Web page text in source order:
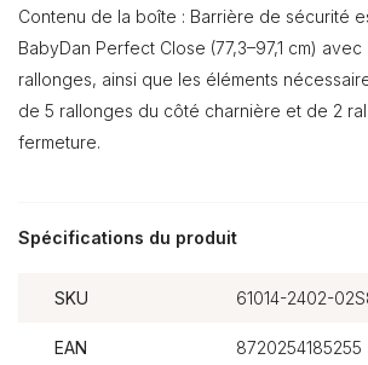
Contenu de la boîte : Barrière de sécurité
BabyDan Perfect Close (77,3–97,1 cm)
rallonges, ainsi que les éléments
de 5 rallonges du côté charnière et de 2
fermeture.
Spécifications du produit
SKU 61014-2402-
EAN 8720254185255